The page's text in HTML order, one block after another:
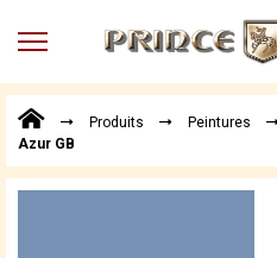
MENU
Points
de
Vente
Produits Peintures
Azur GB